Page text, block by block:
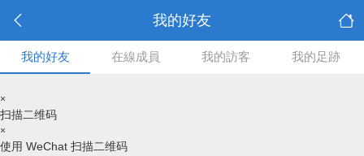
我的好友
我的好友 在線成員 我的訪客 我的足跡
×
扫描二维码
×
使用 WeChat 扫描二维码